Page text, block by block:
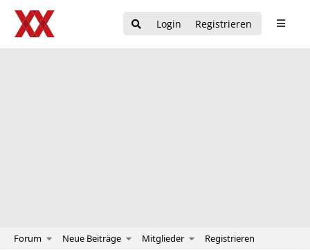
Login Registrieren
Forum Neue Beiträge Mitglieder Registrieren